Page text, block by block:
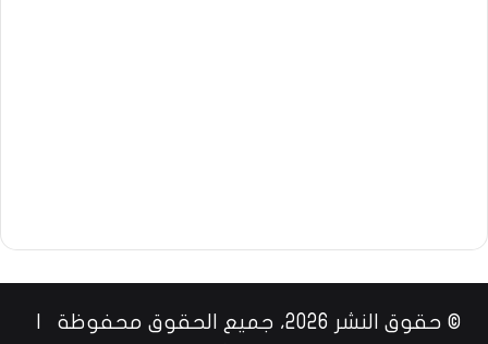
© حقوق النشر 2026، جميع الحقوق محفوظة |